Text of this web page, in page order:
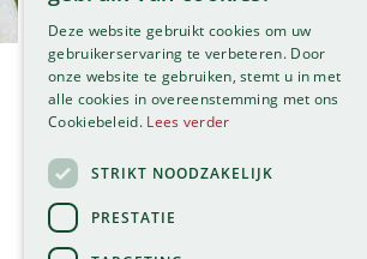
Maandag
Dinsdag
Woensdag
Donderdag
Vrijdag
Zaterdag
Zondag
Bekijk onze afwijkende openingstijden >
Klantenservice
Service
Tuincentrum
Contact
Global Garden
Hillegommerdijk 554
Deze website gebruikt cookies om uw
gebruikerservaring te verbeteren. Door
onze website te gebruiken, stemt u in met
alle cookies in overeenstemming met ons
Cookiebeleid. Lees verder
STRIKT NOODZAKELIJK
PRESTATIE